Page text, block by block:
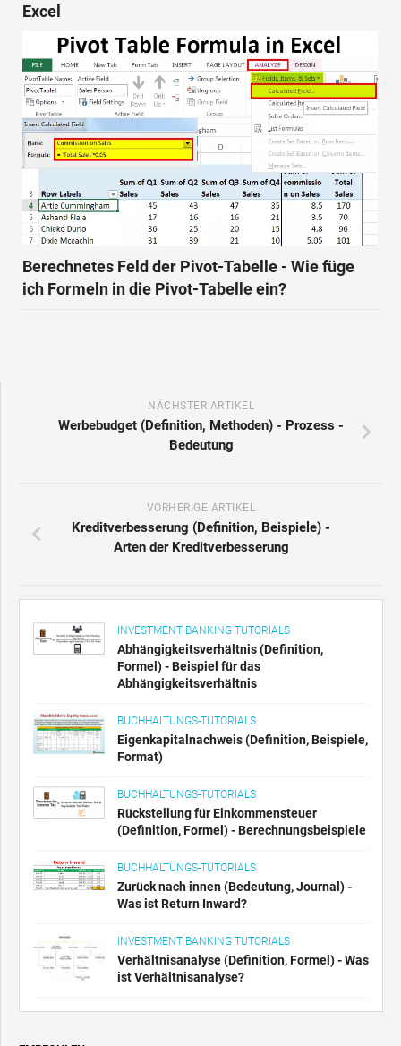
Excel
Berechnetes Feld der Pivot-Tabelle - Wie füge
ich Formeln in die Pivot-Tabelle ein?
NÄCHSTER ARTIKEL
Werbebudget (Definition, Methoden) - Prozess -
Bedeutung
VORHERIGE ARTIKEL
Kreditverbesserung (Definition, Beispiele) -
Arten der Kreditverbesserung
INVESTMENT BANKING TUTORIALS
Abhängigkeitsverhältnis (Definition,
Formel) - Beispiel für das
Abhängigkeitsverhältnis
BUCHHALTUNGS-TUTORIALS
Eigenkapitalnachweis (Definition, Beispiele,
Format)
BUCHHALTUNGS-TUTORIALS
Rückstellung für Einkommensteuer
(Definition, Formel) - Berechnungsbeispiele
BUCHHALTUNGS-TUTORIALS
Zurück nach innen (Bedeutung, Journal) -
Was ist Return Inward?
INVESTMENT BANKING TUTORIALS
Verhältnisanalyse (Definition, Formel) - Was
ist Verhältnisanalyse?